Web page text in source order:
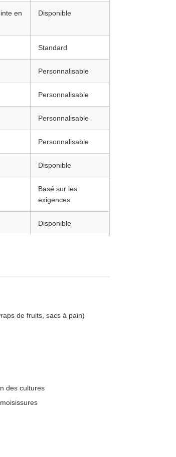
en
Disponible
Standard
Personnalisable
Personnalisable
Personnalisable
Personnalisable
Disponible
Basé sur les
exigences
Disponible
de fruits, sacs à pain)
des cultures